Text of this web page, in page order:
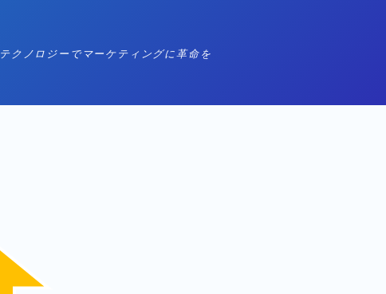
テクノロジーでマーケティングに革命を
MENU